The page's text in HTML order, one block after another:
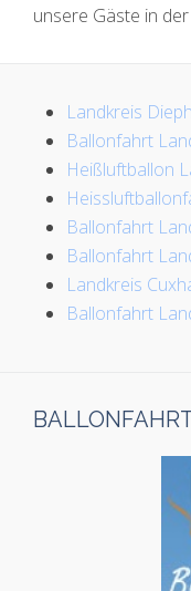
unsere Gäste in
Landkreis
Ballonfahrt
Heißluftballon
Ballonfahrt
Ballonfahrt
Landkreis
Ballonfahrt